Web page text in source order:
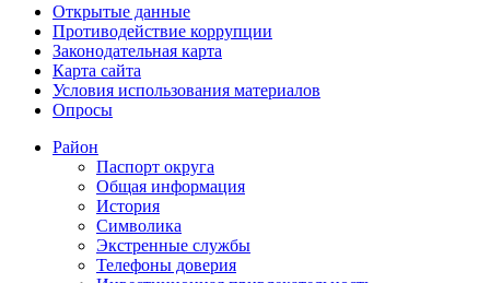
Открытые данные
Противодействие коррупции
Законодательная карта
Карта сайта
Условия использования материалов
Опросы
Район
Паспорт округа
Общая информация
История
Символика
Экстренные службы
Телефоны доверия